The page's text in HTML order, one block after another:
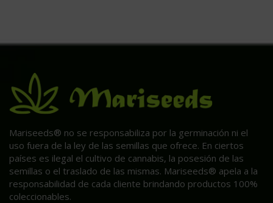
Mariseeds® no se responsabiliza por la germinación ni el
uso fuera de la ley de las semillas que ofrece. En ciertos
países es ilegal el cultivo de cannabis, la posesión de las
semillas o el traslado de las mismas. Mariseeds® apela a la
responsabilidad de cada cliente brindando productos 100%
coleccionables.